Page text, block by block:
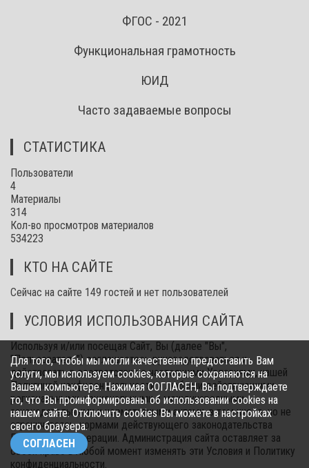
ФГОС - 2021
Функциональная грамотность
ЮИД
Часто задаваемые вопросы
СТАТИСТИКА
Пользователи
4
Материалы
314
Кол-во просмотров материалов
534223
КТО НА САЙТЕ
Сейчас на сайте 149 гостей и нет пользователей
УСЛОВИЯ ИСПОЛЬЗОВАНИЯ САЙТА
Используя и/или посещая Сайт, Вы (далее "Вы",
"Пользователь") соглашаетесь руководствоваться и
действовать в соответствии с настоящими Условиями, нашей
Политикой конфиденциальности и любыми действующими
региональными, национальными и международными
законодательными и нормативными актами, в том числе, но не
ограничиваясь, нормами действующего законодательства
Российской Федерации. Администрация сайта оставляет за
собой право в любой момент изменять эти Условия и Политику
конфиденциальности.
Для того, чтобы мы могли качественно предоставить Вам
услуги, мы используем cookies, которые сохраняются на
Вашем компьютере. Нажимая СОГЛАСЕН, Вы подтверждаете
то, что Вы проинформированы об использовании cookies на
нашем сайте. Отключить cookies Вы можете в настройках
своего браузера.
СОГЛАСЕН